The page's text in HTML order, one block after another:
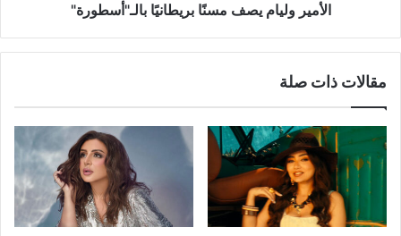
الأمير وليام يصف مسنًا بريطانيًا بالـ"أسطورة"
مقالات ذات صلة